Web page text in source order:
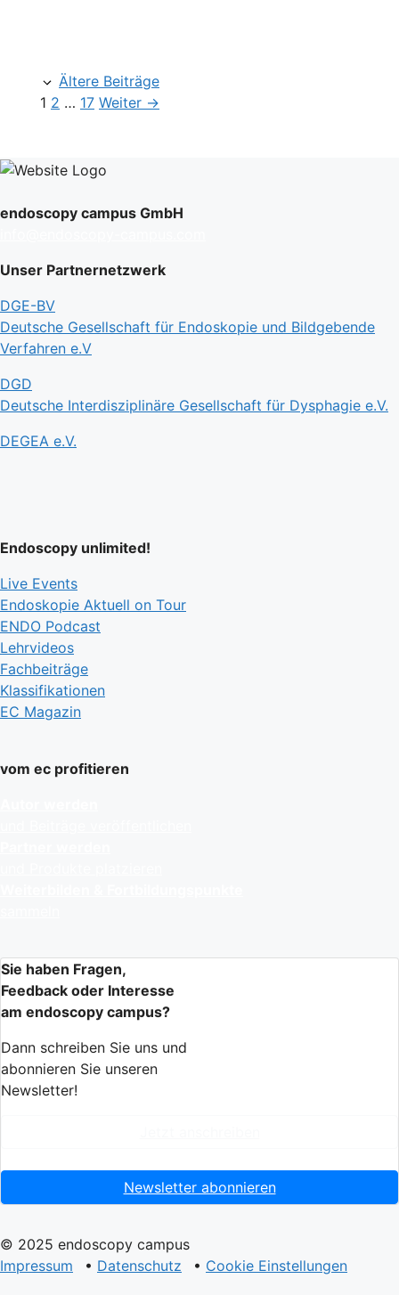
Ältere Beiträge
Seite
1 Seite
2 … Seite
17 Weiter →
endoscopy campus GmbH
Unser Partnernetzwerk
DGE-BV
Deutsche Gesellschaft für Endoskopie und Bildgebende
Verfahren e.V
DGD
Deutsche Interdisziplinäre Gesellschaft für Dysphagie e.V.
DEGEA e.V.
Endoscopy unlimited!
Live Events
Endoskopie Aktuell on Tour
ENDO Podcast
Lehrvideos
Fachbeiträge
Klassifikationen
EC Magazin
vom ec profitieren
Sie haben Fragen,
Feedback oder Interesse
am endoscopy campus?
Dann schreiben Sie uns und
abonnieren Sie unseren
Newsletter!
Newsletter abonnieren
© 2025 endoscopy campus
Impressum
• Datenschutz • Cookie Einstellungen